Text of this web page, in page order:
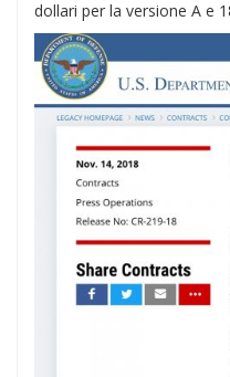
dollari per la versione A e